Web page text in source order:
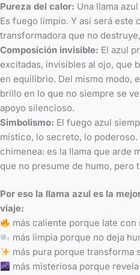
Pureza del calor: Una llama
Es fuego limpio. Y así será este
transformadora que no
Composición invisible: El azul
excitadas, invisibles al ojo, que
en equilibrio. Del mismo modo,
brillo en lo que no siempre se
apoyo silencioso.
Simbolismo: El fuego azul
místico, lo secreto, lo poderoso.
chimenea: es la llama que arde
que no presume de humo, pero
Por eso la llama azul es la
viaje:
más caliente porque late con
más limpia porque no deja
más pura porque transforma
más misteriosa porque